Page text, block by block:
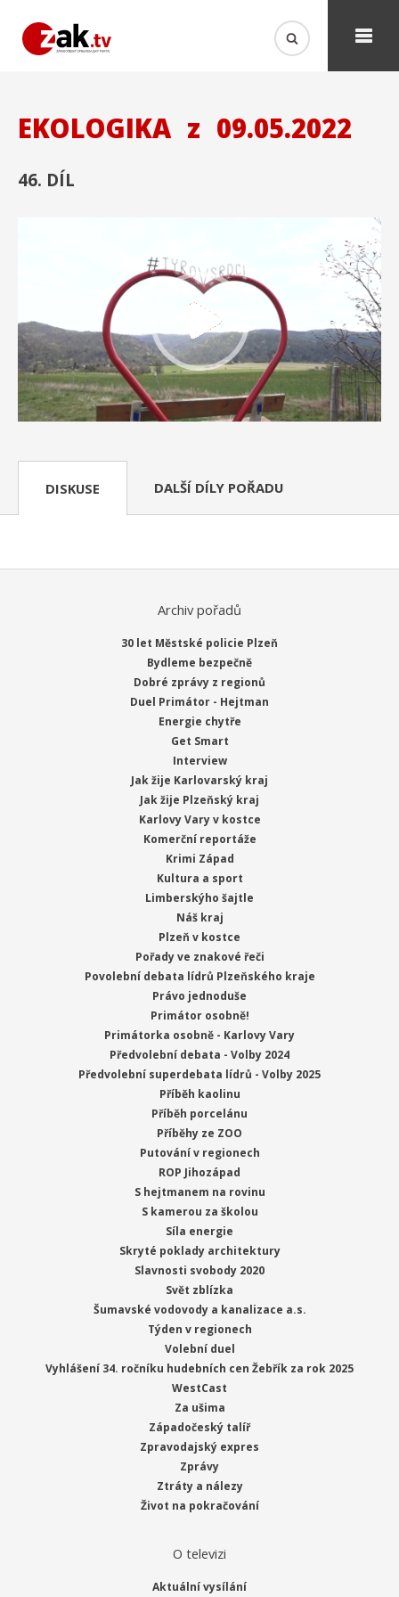
EKOLOGIKA z 09.05.2022
46. DÍL
DISKUSE DALŠÍ DÍLY POŘADU
Archiv pořadů
30 let Městské policie Plzeň
Bydleme bezpečně
Dobré zprávy z regionů
Duel Primátor - Hejtman
Energie chytře
Get Smart
Interview
Jak žije Karlovarský kraj
Jak žije Plzeňský kraj
Karlovy Vary v kostce
Komerční reportáže
Krimi Západ
Kultura a sport
Limberskýho šajtle
Náš kraj
Plzeň v kostce
Pořady ve znakové řeči
Povolební debata lídrů Plzeňského kraje
Právo jednoduše
Primátor osobně!
Primátorka osobně - Karlovy Vary
Předvolební debata - Volby 2024
Předvolební superdebata lídrů - Volby 2025
Příběh kaolinu
Příběh porcelánu
Příběhy ze ZOO
Putování v regionech
ROP Jihozápad
S hejtmanem na rovinu
S kamerou za školou
Síla energie
Skryté poklady architektury
Slavnosti svobody 2020
Svět zblízka
Šumavské vodovody a kanalizace a.s.
Týden v regionech
Volební duel
Vyhlášení 34. ročníku hudebních cen Žebřík za rok 2025
WestCast
Za ušima
Západočeský talíř
Zpravodajský expres
Zprávy
Ztráty a nálezy
Život na pokračování
O televizi
Aktuální vysílání